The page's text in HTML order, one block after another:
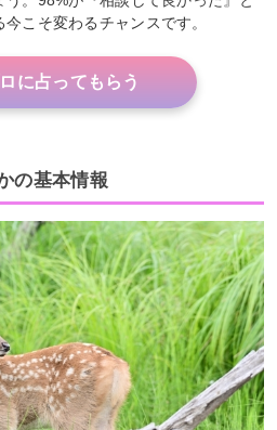
こそ変わるチャンスです。
に占ってもらう
の基本情報